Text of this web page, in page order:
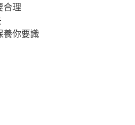
合理
養你要識